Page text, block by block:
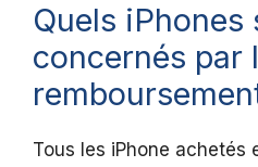
Quels iPhones
concernés par
Tous les iPhone achetés